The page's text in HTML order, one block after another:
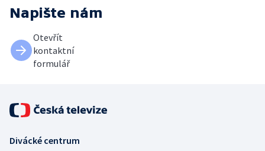
Napište nám
Otevřít
kontaktní
formulář
Divácké centrum